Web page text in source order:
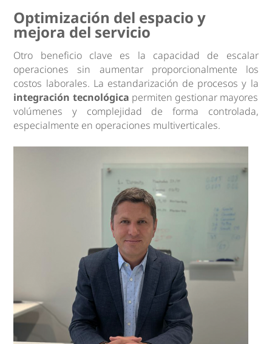
Optimización del espacio y
mejora del servicio
Otro beneficio clave es la capacidad de escalar
operaciones sin aumentar proporcionalmente los
costos laborales. La estandarización de procesos y la
integración tecnológica permiten gestionar mayores
volúmenes y complejidad de forma controlada,
especialmente en operaciones multiverticales.